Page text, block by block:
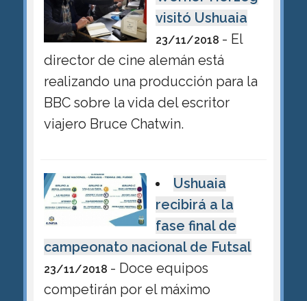
visitó Ushuaia
23/11/2018 - El
director de cine alemán está
realizando una producción para la
BBC sobre la vida del escritor
viajero Bruce Chatwin.
Ushuaia
recibirá a la
fase final de
campeonato nacional de Futsal
23/11/2018 - Doce equipos
competirán por el máximo